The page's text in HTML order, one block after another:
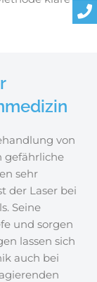
von
gefährliche
sehr
der Laser bei
Seine
und sorgen
lassen sich
auch bei